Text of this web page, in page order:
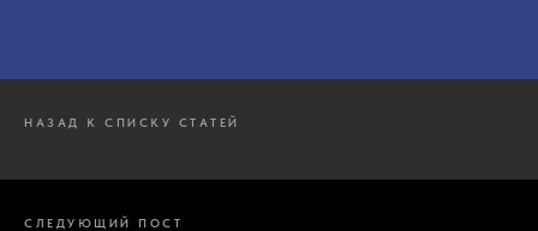
НАЗАД К СПИСКУ СТАТЕЙ
СЛЕДУЮЩИЙ ПОСТ